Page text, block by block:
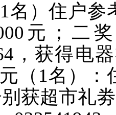
名）住户参
元；二
，获得电
（1名）：
获超市礼